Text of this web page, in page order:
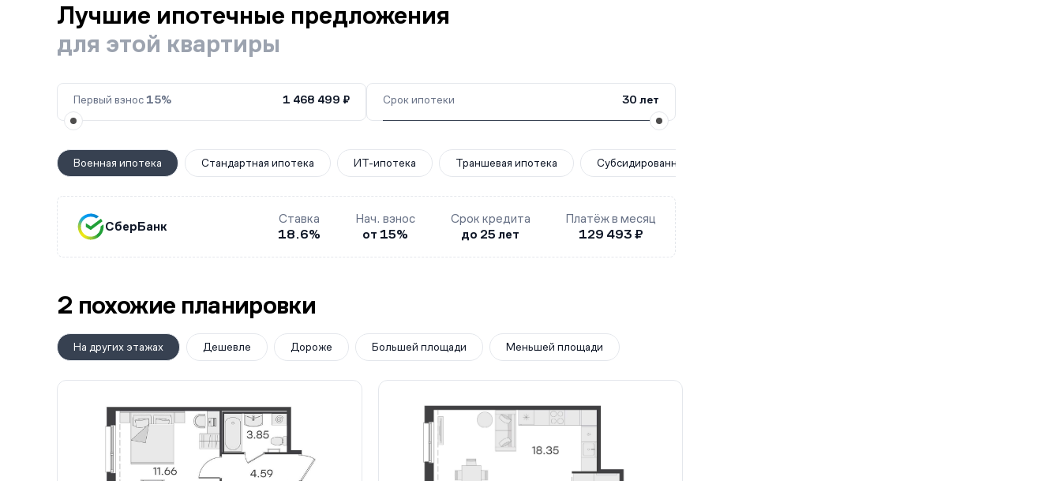
Лучшие ипотечные предложения
для этой квартиры
Первый взнос15% 1 468 499 ₽ Срок ипотеки 30 лет
Военная ипотека Стандартная ипотека ИТ-ипотека Траншевая ипотека Субсидированная застройщиком
СберБанк
Ставка
18.6%
Нач. взнос
от 15%
Срок кредита
до 25 лет
Платёж в месяц
129 493 ₽
2 похожие планировки
На других этажах Дешевле Дороже Большей площади Меньшей площади